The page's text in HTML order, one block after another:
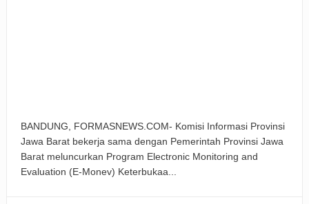
BANDUNG, FORMASNEWS.COM- Komisi Informasi Provinsi
Jawa Barat bekerja sama dengan Pemerintah Provinsi Jawa
Barat meluncurkan Program Electronic Monitoring and
Evaluation (E-Monev) Keterbukaa...